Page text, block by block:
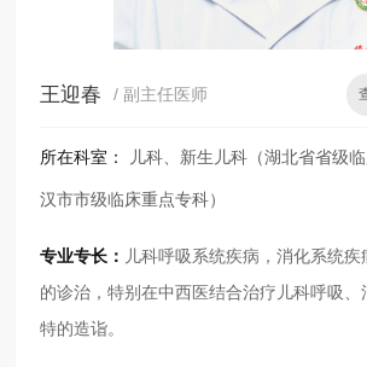
王迎春 / 副主任医师
所在科室： 儿科、新生儿科（湖北省省级
汉市市级临床重点专科）
专业专长： 儿科呼吸系统疾病，消化系统
的诊治，特别在中西医结合治疗儿科呼吸、
特的造诣。